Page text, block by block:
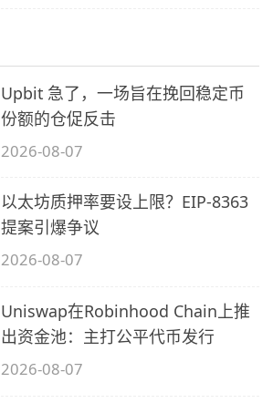
Upbit 急了，一场旨在挽回稳定币
份额的仓促反击
2026-08-07
以太坊质押率要设上限？EIP-8363
提案引爆争议
2026-08-07
Uniswap在Robinhood Chain上推
出资金池：主打公平代币发行
2026-08-07